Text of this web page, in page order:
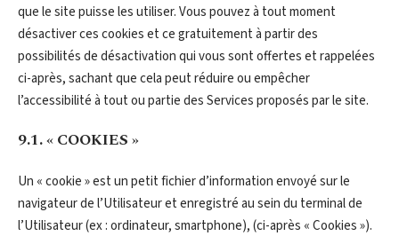
que le site puisse les utiliser. Vous pouvez à tout moment
désactiver ces cookies et ce gratuitement à partir des
possibilités de désactivation qui vous sont offertes et rappelées
ci-après, sachant que cela peut réduire ou empêcher
l’accessibilité à tout ou partie des Services proposés par le site.
9.1. « COOKIES »
Un « cookie » est un petit fichier d’information envoyé sur le
navigateur de l’Utilisateur et enregistré au sein du terminal de
l’Utilisateur (ex : ordinateur, smartphone), (ci-après « Cookies »).